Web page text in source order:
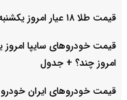
قیمت طلا ۱۸ عیار امروز یکشنبه ۱۸ مرداد ۱۴۰۵ اعلام شد/ طلا پایین آمد
امروز چند؟ + جدول